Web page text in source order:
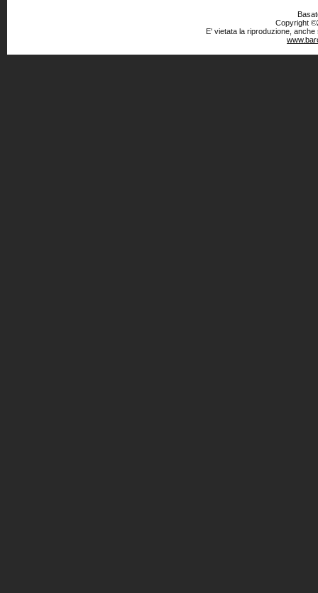
Copyright
E' vietata la riproduzione,